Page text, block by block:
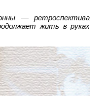
— ретроспектива
жить в руках